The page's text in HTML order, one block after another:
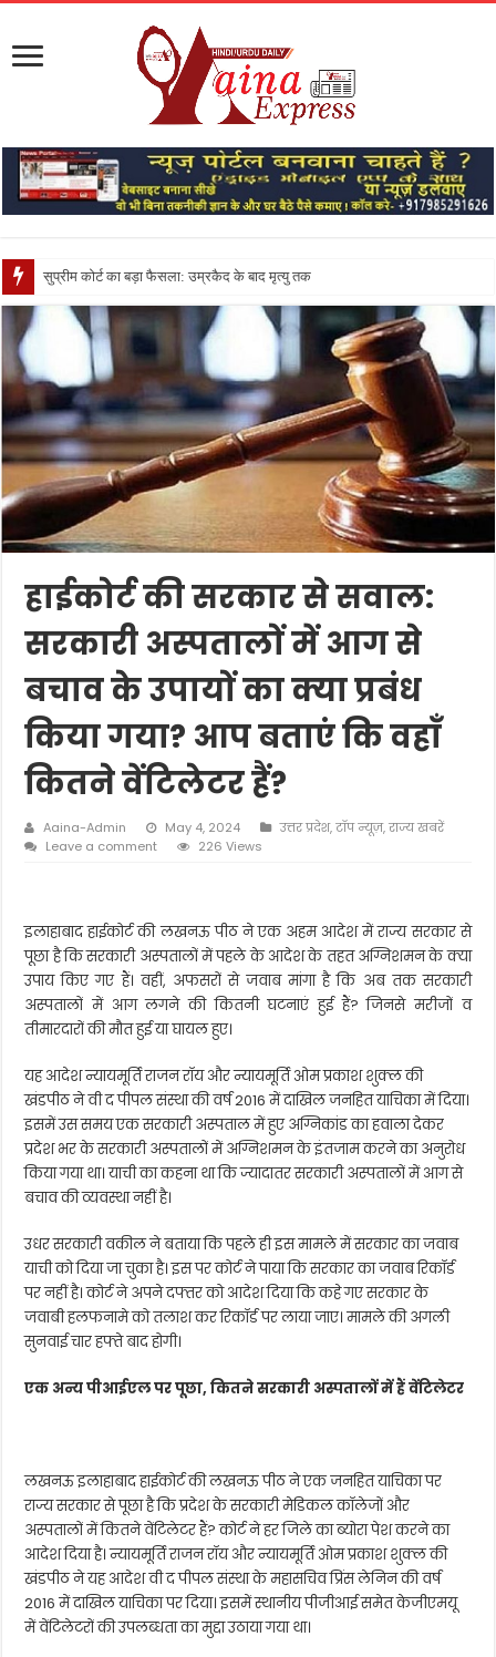
सुप्रीम कोर्ट का बड़ा फैसला: उम्रकैद के बाद मृत्यु तक जेल में रखने की सजा सं
हाईकोर्ट की सरकार से सवाल:
सरकारी अस्पतालों में आग से
बचाव के उपायों का क्या प्रबंध
किया गया? आप बताएं कि वहाँ
कितने वेंटिलेटर हैं?
Aaina-Admin May 4, 2024 उत्तर प्रदेश,टॉप न्यूज़,राज्य खबरें
Leave a comment
226 Views
इलाहाबाद हाईकोर्ट की लखनऊ पीठ ने एक अहम आदेश में राज्य सरकार से
पूछा है कि सरकारी अस्पतालों में पहले के आदेश के तहत अग्निशमन के क्या
उपाय किए गए हैं। वहीं, अफसरों से जवाब मांगा है कि अब तक सरकारी
अस्पतालों में आग लगने की कितनी घटनाएं हुई हैं? जिनसे मरीजों व
तीमारदारों की मौत हुई या घायल हुए।
यह आदेश न्यायमूर्ति राजन रॉय और न्यायमूर्ति ओम प्रकाश शुक्ल की
खंडपीठ ने वी द पीपल संस्था की वर्ष 2016 में दाखिल जनहित याचिका में दिया।
इसमें उस समय एक सरकारी अस्पताल में हुए अग्निकांड का हवाला देकर
प्रदेश भर के सरकारी अस्पतालों में अग्निशमन के इंतजाम करने का अनुरोध
किया गया था। याची का कहना था कि ज्यादातर सरकारी अस्पतालों में आग से
बचाव की व्यवस्था नहीं है।
उधर सरकारी वकील ने बताया कि पहले ही इस मामले में सरकार का जवाब
याची को दिया जा चुका है। इस पर कोर्ट ने पाया कि सरकार का जवाब रिकॉर्ड
पर नहीं है। कोर्ट ने अपने दफ्तर को आदेश दिया कि कहे गए सरकार के
जवाबी हलफनामे को तलाश कर रिकॉर्ड पर लाया जाए। मामले की अगली
सुनवाई चार हफ्ते बाद होगी।
एक अन्य पीआईएल पर पूछा, कितने सरकारी अस्पतालों में हैं वेंटिलेटर
लखनऊ इलाहाबाद हाईकोर्ट की लखनऊ पीठ ने एक जनहित याचिका पर
राज्य सरकार से पूछा है कि प्रदेश के सरकारी मेडिकल कॉलेजों और
अस्पतालों में कितने वेंटिलेटर हैं? कोर्ट ने हर जिले का ब्योरा पेश करने का
आदेश दिया है। न्यायमूर्ति राजन रॉय और न्यायमूर्ति ओम प्रकाश शुक्ल की
खंडपीठ ने यह आदेश वी द पीपल संस्था के महासचिव प्रिंस लेनिन की वर्ष
2016 में दाखिल याचिका पर दिया। इसमें स्थानीय पीजीआई समेत केजीएमयू
में वेंटिलेटरों की उपलब्धता का मुद्दा उठाया गया था।